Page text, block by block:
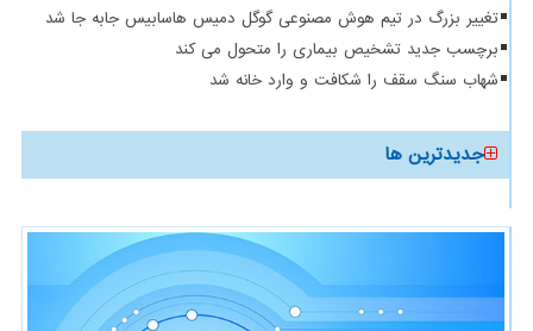
تغییر بزرگ در تیم هوش مصنوعی گوگل دمیس هاسابیس جابه جا شد
برچسب جدید تشخیص بیماری را متحول می کند
شهاب سنگ سقف را شکافت و وارد خانه شد
جدیدترین ها